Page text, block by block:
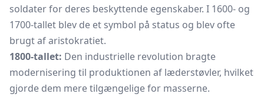
soldater for deres beskyttende egenskaber. I 1600- og
1700-tallet blev de et symbol på status og blev ofte
brugt af aristokratiet.
1800-tallet: Den industrielle revolution bragte
modernisering til produktionen af læderstøvler, hvilket
gjorde dem mere tilgængelige for masserne.